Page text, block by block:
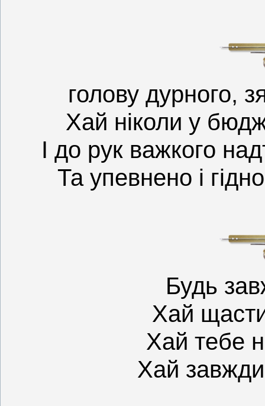
голову дурного,
Хай ніколи у
І до рук важкого
Та упевнено і
Будь
Хай
Хай тебе
Хай